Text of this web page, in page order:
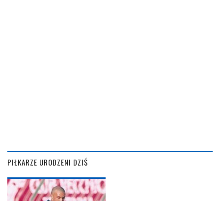
PIŁKARZE URODZENI DZIŚ